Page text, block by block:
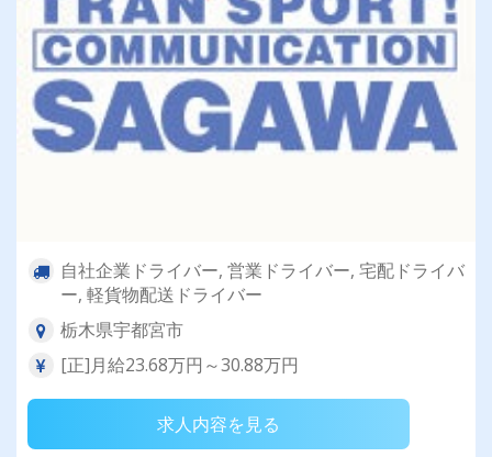
自社企業ドライバー, 営業ドライバー, 宅配ドライバ
ー, 軽貨物配送ドライバー
栃木県宇都宮市
[正]月給23.68万円～30.88万円
求人内容を見る